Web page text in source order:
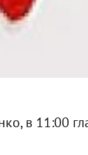
в 11:00